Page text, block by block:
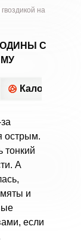
на
С
острым.
тонкий
А
и
если